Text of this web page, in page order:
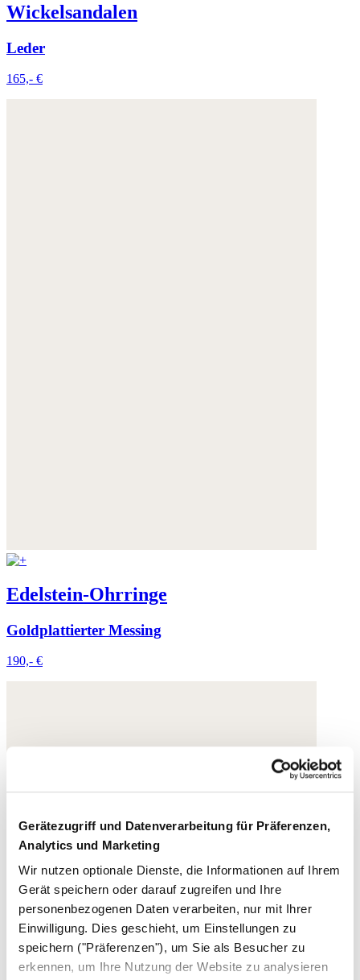
Gerätezugriff und Datenverarbeitung für Präferenzen,
Analytics und Marketing
Wir nutzen optionale Dienste, die Informationen auf Ihrem
Gerät speichern oder darauf zugreifen und Ihre
personenbezogenen Daten verarbeiten, nur mit Ihrer
Einwilligung. Dies geschieht, um Einstellungen zu
speichern ("Präferenzen"), um Sie als Besucher zu
erkennen, um Ihre Nutzung der Website zu analysieren
Wickelsandalen
Leder
165,- €
Edelstein-Ohrringe
Goldplattierter Messing
190,- €